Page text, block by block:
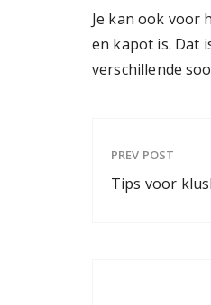
Je kan ook voor
en kapot is. Dat
verschillende
PREV POST
Tips voor